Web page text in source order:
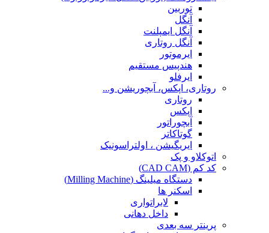
توربین
آنگل
آنگل ایمپلنت
آنگل روتاری
ایرموتور
هندپیس مستقیم
ایرفلو
روتاری، اپکس، آبچوریشن و...
روتاری
اپکس
آبچوراتور
گوتاکاتر
ایریگیشن ، اولتراسونیک
اتوکلاو و پک
کد کم (CAD CAM)
دستگاه میلینگ (Milling Machine)
اسکنر ها
لابراتواری
داخل دهانی
پرینتر سه بعدی